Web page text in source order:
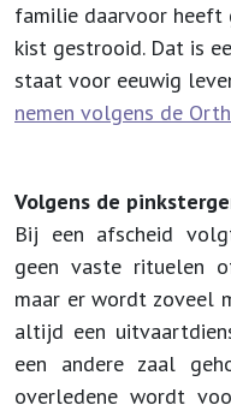
familie daarvoor heeft
kist gestrooid. Dat is
staat voor eeuwig
nemen volgens de
Volgens de
Bij een afscheid
geen vaste rituelen
maar er wordt zoveel
altijd een
een andere zaal
overledene wordt